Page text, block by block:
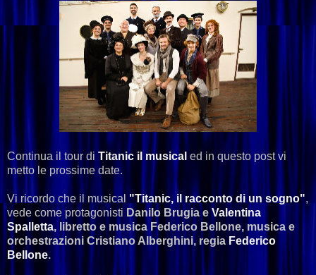
Continua il tour di Titanic il musical ed in questo post vi
metto le prossime date.
Vi ricordo che il musical "Titanic, il racconto di un sogno",
vede come protagonisti Danilo Brugia e Valentina
Spalletta, libretto e musica Federico Bellone, musica e
orchestrazioni Cristiano Alberghini, regia Federico
Bellone.